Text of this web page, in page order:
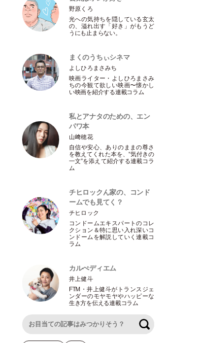
野原くろ
光への気持ちを隠している玄太
の、溢れ出す 「好き 」がもうど
うにも止まらない。
まくのうちぃシネマ
よしひろまさみち
映画ライター ・ よしひろまさみ
ちの今観て欲しい映画〜懐かし
い映画を紹介する連載コラム
私とアナタのための、エン
パワ本
山﨑穂花
自信や安心、ありのままの尊さ
を教えてくれた本を、“気付きの
一文”を添えて紹介する連載コラ
ム
チヒロックん家の、コンド
ームでも見てく？
チヒロック
コンドームエキスパートのコレ
クション＆特に思い入れ深いコ
ンドームを解説していく連載コ
ラム
カルぺディエム
井上健斗
FTM ・井上健斗がトランスジェ
ンダーのモヤモヤやハッピーな
生き方を伝える連載コラム